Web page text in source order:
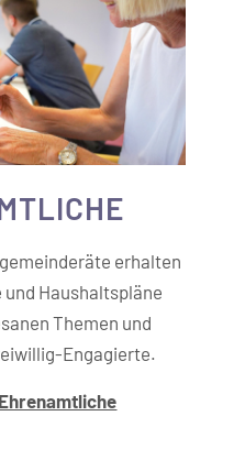
erhalten
Haushaltspläne
Themen und
Engagierte.